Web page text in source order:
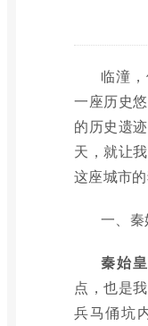
临潼
一座历史
的历史遗
天，就让
这座城市的
一、
秦始
点，也是
兵马俑坑